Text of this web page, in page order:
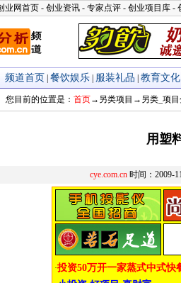
您目前的位置是： 首页→ 另类项目 → 另类_项
用塑
cye.com.cn 时间：2009-